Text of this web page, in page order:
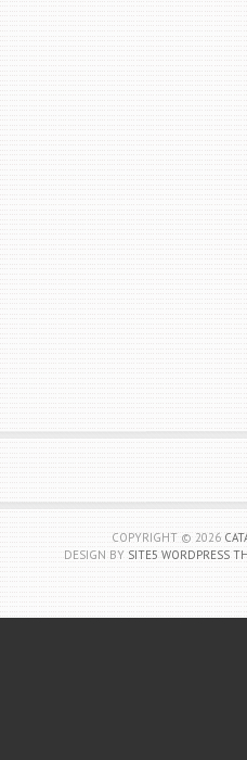
COPYRIGHT © 2026
DESIGN BY SITE5 WORDPRESS